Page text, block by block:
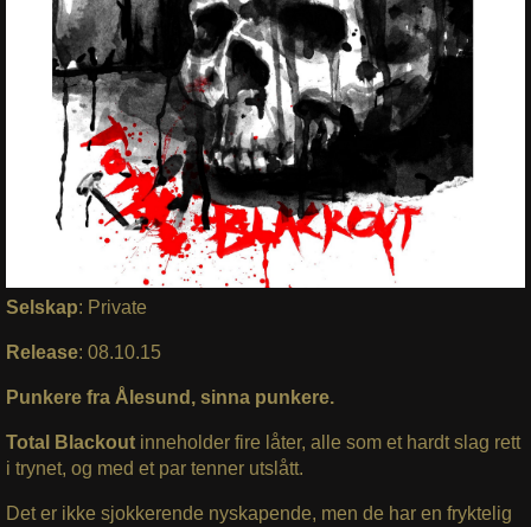
Selskap: Private
Release: 08.10.15
Punkere fra Ålesund, sinna punkere.
Total Blackoutinneholder fire låter, alle som et hardt slag rett
i trynet, og med et par tenner utslått.
Det er ikke sjokkerende nyskapende, men de har en fryktelig